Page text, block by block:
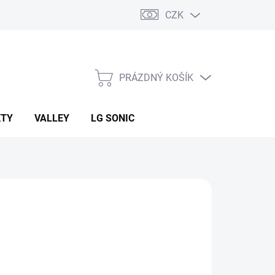
CZK
NÁKUPNÍ
PRÁZDNÝ KOŠÍK
VALLEY LG SONIC